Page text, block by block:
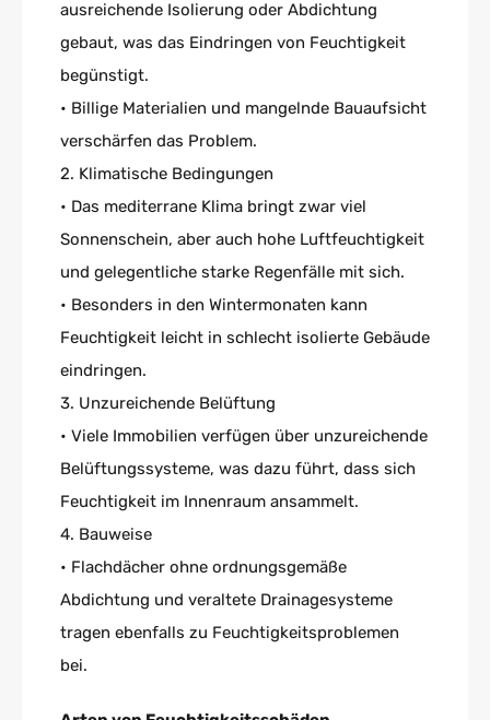
ausreichende Isolierung oder Abdichtung
gebaut, was das Eindringen von Feuchtigkeit
begünstigt.
• Billige Materialien und mangelnde Bauaufsicht
verschärfen das Problem.
2. Klimatische Bedingungen
• Das mediterrane Klima bringt zwar viel
Sonnenschein, aber auch hohe Luftfeuchtigkeit
und gelegentliche starke Regenfälle mit sich.
• Besonders in den Wintermonaten kann
Feuchtigkeit leicht in schlecht isolierte Gebäude
eindringen.
3. Unzureichende Belüftung
• Viele Immobilien verfügen über unzureichende
Belüftungssysteme, was dazu führt, dass sich
Feuchtigkeit im Innenraum ansammelt.
4. Bauweise
• Flachdächer ohne ordnungsgemäße
Abdichtung und veraltete Drainagesysteme
tragen ebenfalls zu Feuchtigkeitsproblemen
bei.